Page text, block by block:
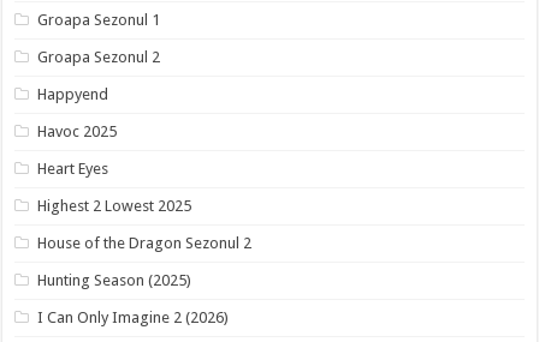
Groapa Sezonul 1
Groapa Sezonul 2
Happyend
Havoc 2025
Heart Eyes
Highest 2 Lowest 2025
House of the Dragon Sezonul 2
Hunting Season (2025)
I Can Only Imagine 2 (2026)